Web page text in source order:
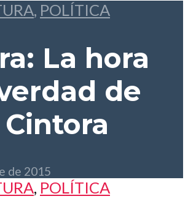
, POLÍTICA
La hora
de
de 2015
, POLÍTICA